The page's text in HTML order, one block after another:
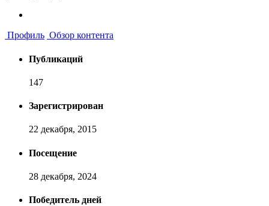
Профиль Обзор контента
Публикаций
147
Зарегистрирован
22 декабря, 2015
Посещение
28 декабря, 2024
Победитель дней